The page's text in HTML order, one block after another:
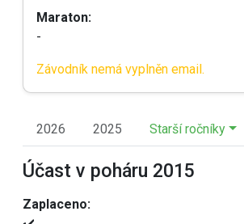
Maraton:
-
Závodník nemá vyplněn email.
2026 2025 Starší ročníky
Účast v poháru 2015
Zaplaceno: